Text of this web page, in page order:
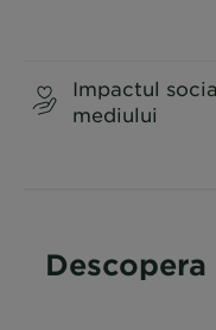
Impactul
mediului